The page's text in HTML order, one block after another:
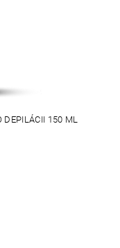
DEPILÁCII 150 ML